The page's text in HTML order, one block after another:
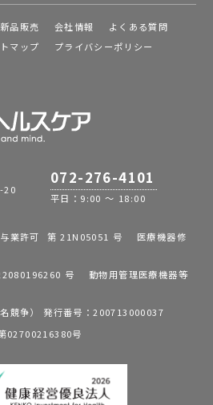
新品販売 会社情報
よくある質問
マップ プライバシーポリシー
20
072-276-4101
平日：9:00 ～ 18:00
与業許可 第 21N05051 号 医療機器修
号 動物用管理医療機器等
競争） 発行番号：200713000037
02700216380号